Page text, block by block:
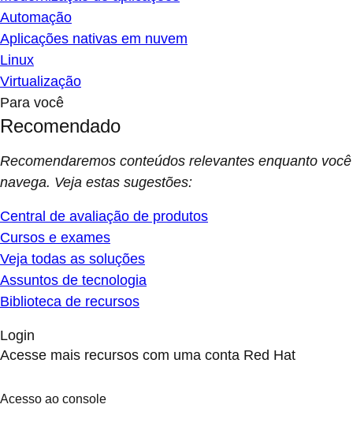
Automação
Aplicações nativas em nuvem
Linux
Virtualização
Para você
Recomendado
Recomendaremos conteúdos relevantes enquanto você
navega. Veja estas sugestões:
Central de avaliação de produtos
Cursos e exames
Veja todas as soluções
Assuntos de tecnologia
Biblioteca de recursos
Login
Acesse mais recursos com uma conta Red Hat
Acesso ao console